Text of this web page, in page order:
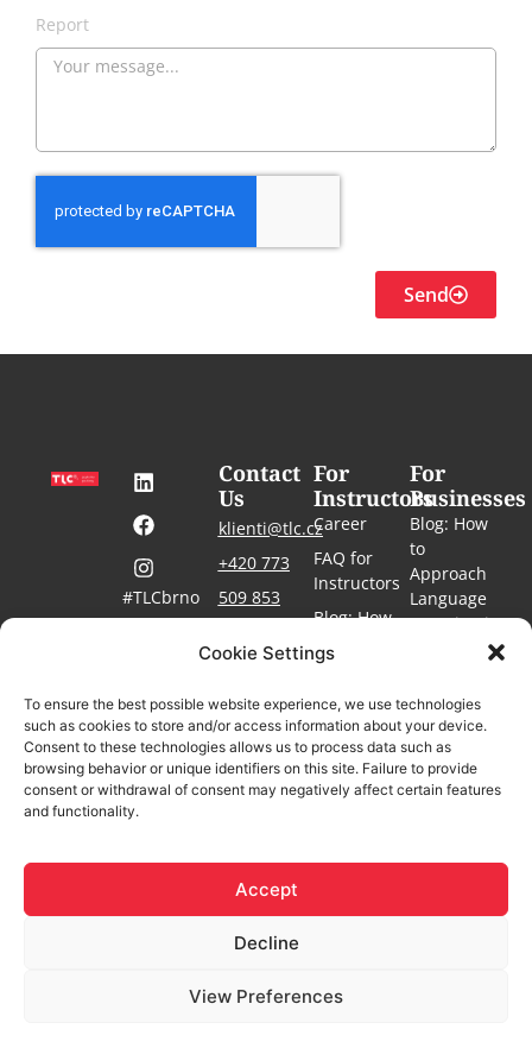
Cookie Settings
To ensure the best possible website experience, we use technologies
such as cookies to store and/or access information about your device.
Consent to these technologies allows us to process data such as
browsing behavior or unique identifiers on this site. Failure to provide
consent or withdrawal of consent may negatively affect certain features
and functionality.
Accept
Decline
View Preferences
Report
Send
For
Businesses
Blog: How
to
Approach
Language
Learning in
Contact
FAQ
For
Instructors
Career
FAQ for
Instructors
Blog: How
Languages
MyCat
Login
Library
Contact
Us
klienti@tlc.cz
+420 773
509 853
Media
GDPR
Cookies
#TLCbrno
#educationwithlove
© 2025 TLC® | Language School for Businesses – All rights
reserved.